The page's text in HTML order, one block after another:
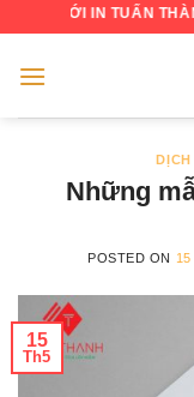
content
IN TUẤN THÀNH
DỊCH
Những
POSTED ON
15
Th5